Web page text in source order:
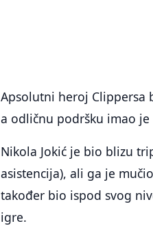
Apsolutni heroj Clippersa
a odličnu podršku imao
Nikola Jokić je bio blizu
asistencija), ali ga je
također bio ispod svog
igre.